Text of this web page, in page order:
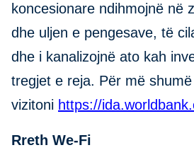
koncesionare ndihmojnë në
dhe uljen e pengesave, të
dhe i kanalizojnë ato kah
tregjet e reja. Për më
vizitoni https://
Rreth We-Fi